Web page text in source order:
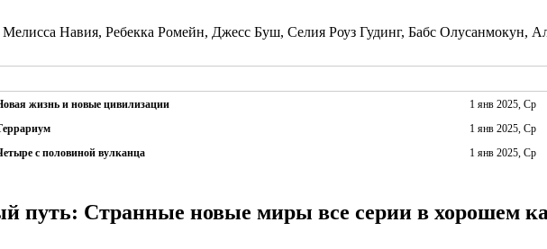
Навия, Ребекка Ромейн, Джесс Буш, Селия Роуз Гудинг, Бабс Олусанмокун,
жизнь и новые цивилизации 1 янв 2025, Ср
1 янв 2025, Ср
с половиной вулканца 1 янв 2025, Ср
путь: Странные новые миры все серии в хорошем